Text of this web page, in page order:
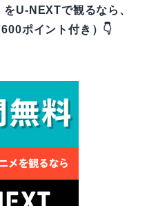
をU-NEXTで観るなら、
ポイント付き）👇